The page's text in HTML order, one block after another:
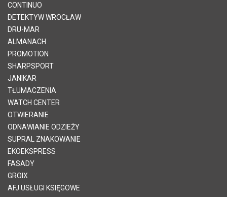
CONTINUO
DETEKTYW WROCŁAW
DRU-MAR
ALMANACH
PROMOTION
SHARPSPORT
JANIKAR
TŁUMACZENIA
WATCH CENTER
OTWIERANIE
ODNAWIANIE ODZIEŻY
SUPRAL ZNAKOWANIE
EKOEKSPRESS
FASADY
GROIX
AFJ USŁUGI KSIĘGOWE